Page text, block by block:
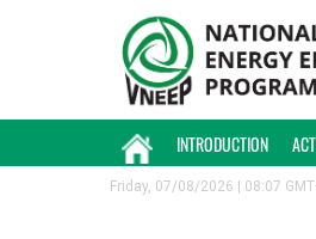
INTRODUCTION
Friday, 07/08/2026 | 08:07